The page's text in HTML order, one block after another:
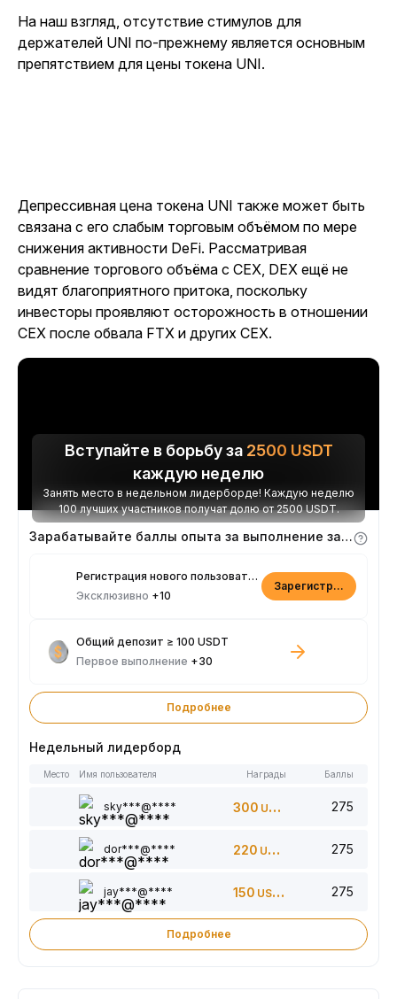
На наш взгляд, отсутствие стимулов для
держателей UNI по-прежнему является основным
препятствием для цены токена UNI.
Депрессивная цена токена UNI также может быть
связана с его слабым торговым объёмом по мере
снижения активности DeFi. Рассматривая
сравнение торгового объёма с CEX, DEX ещё не
видят благоприятного притока, поскольку
инвесторы проявляют осторожность в отношении
CEX после обвала FTX и других CEX.
Вступайте в борьбу за 2500 USDT
каждую неделю
Занять место в недельном лидерборде! Каждую неделю
100 лучших участников получат долю от 2500 USDT.
Зарабатывайте баллы опыта за выполнение заданий
Регистрация нового пользователя
Эксклюзивно +10
Зарегистрироваться
Общий депозит ≥ 100 USDT
Первое выполнение +30
Подробнее
Недельный лидерборд
Место Имя пользователя Награды Баллы
sky***@**** 300 USDT 275
dor***@**** 220 USDT 275
jay***@**** 150 USDT 275
Подробнее